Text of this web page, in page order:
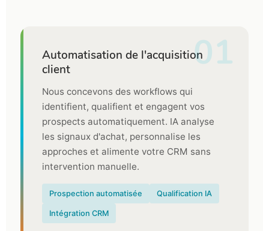
01
Automatisation de l'acquisition
client
Nous concevons des workflows qui
identifient, qualifient et engagent vos
prospects automatiquement. IA analyse
les signaux d'achat, personnalise les
approches et alimente votre CRM sans
intervention manuelle.
Prospection automatisée Qualification IA
Intégration CRM